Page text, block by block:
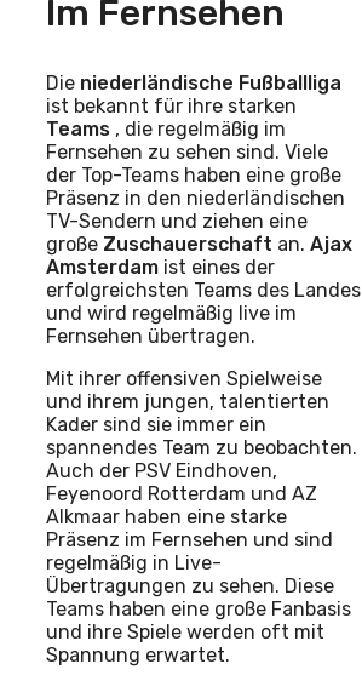
Im Fernsehen
Die niederländische Fußballliga
ist bekannt für ihre starken
Teams , die regelmäßig im
Fernsehen zu sehen sind. Viele
der Top-Teams haben eine große
Präsenz in den niederländischen
TV-Sendern und ziehen eine
große Zuschauerschaft an. Ajax
Amsterdam ist eines der
erfolgreichsten Teams des Landes
und wird regelmäßig live im
Fernsehen übertragen.
Mit ihrer offensiven Spielweise
und ihrem jungen, talentierten
Kader sind sie immer ein
spannendes Team zu beobachten.
Auch der PSV Eindhoven,
Feyenoord Rotterdam und AZ
Alkmaar haben eine starke
Präsenz im Fernsehen und sind
regelmäßig in Live-
Übertragungen zu sehen. Diese
Teams haben eine große Fanbasis
und ihre Spiele werden oft mit
Spannung erwartet.